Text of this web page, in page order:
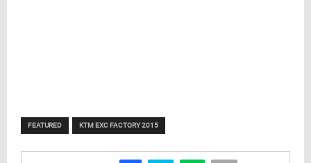
FEATURED KTM EXC FACTORY 2015